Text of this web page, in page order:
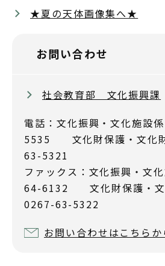
★夏の天体画像集へ★
お問い合わせ
社会教育部 文化振興課
電話：文化振興・文化施設
5535 文化財保護・文化
63-5321
ファックス：文化振興・文
64-6132 文化財保護・文
0267-63-5322
お問い合わせはこちらか